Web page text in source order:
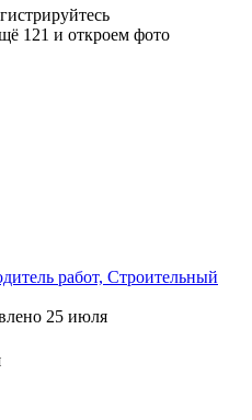
121 и откроем фото
работ, Строительный
25 июля